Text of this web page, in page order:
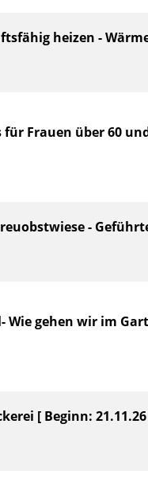
heizen -
für Frauen über 60
-
Wie gehen wir im
[ Beginn: